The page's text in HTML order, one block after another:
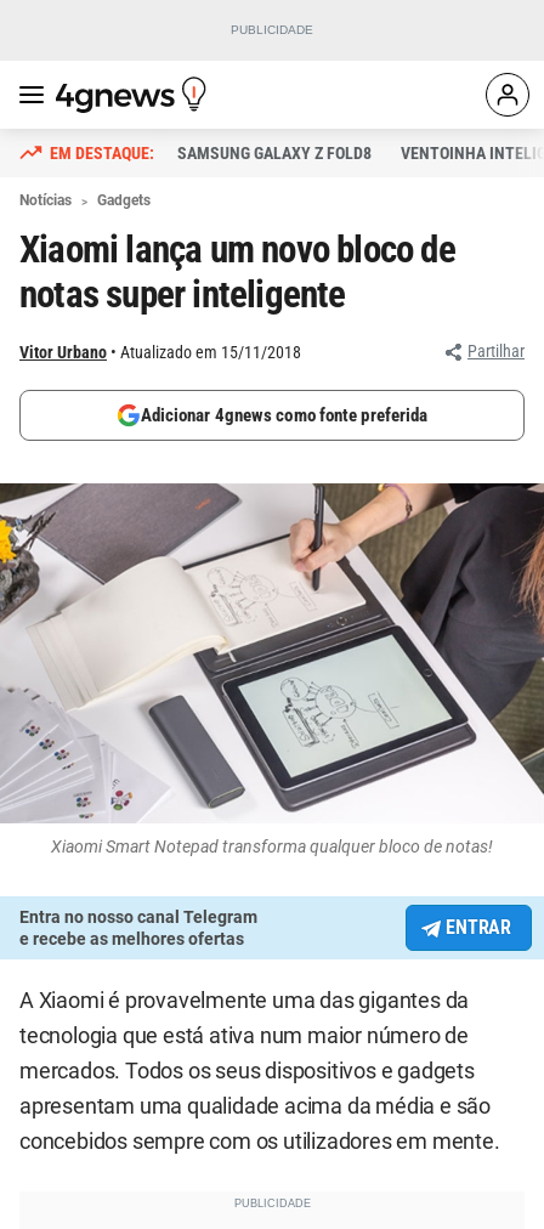
SAMSUNG GALAXY Z FOLD8 VENTOINHA
Notícias Gadgets
Xiaomi lança um novo bloco de
notas super inteligente
Vitor Urbano Atualizado em 15/11/2018 Partilhar
Adicionar 4gnews como fonte preferida
Xiaomi Smart Notepad transforma qualquer bloco de notas!
Entra no nosso canal Telegram
e recebe as melhores ofertas
ENTRAR
A Xiaomi é provavelmente uma das gigantes da
tecnologia que está ativa num maior número de
mercados. Todos os seus dispositivos e gadgets
apresentam uma qualidade acima da média e são
concebidos sempre com os utilizadores em mente.